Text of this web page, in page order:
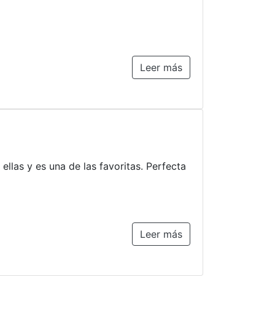
Leer más
y es una de las favoritas. Perfecta
Leer más